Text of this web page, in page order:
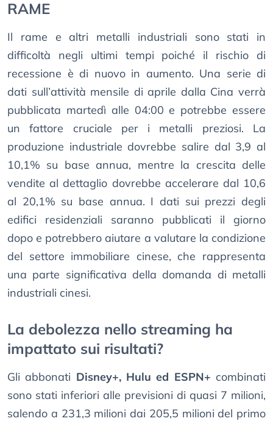
RAME
Il rame e altri metalli industriali sono stati in
difficoltà negli ultimi tempi poiché il rischio di
recessione è di nuovo in aumento. Una serie di
dati sull’attività mensile di aprile dalla Cina verrà
pubblicata martedì alle 04:00 e potrebbe essere
un fattore cruciale per i metalli preziosi. La
produzione industriale dovrebbe salire dal 3,9 al
10,1% su base annua, mentre la crescita delle
vendite al dettaglio dovrebbe accelerare dal 10,6
al 20,1% su base annua. I dati sui prezzi degli
edifici residenziali saranno pubblicati il giorno
dopo e potrebbero aiutare a valutare la condizione
del settore immobiliare cinese, che rappresenta
una parte significativa della domanda di metalli
industriali cinesi.
La debolezza nello streaming ha
impattato sui risultati?
Gli abbonati Disney+, Hulu ed ESPN+ combinati
sono stati inferiori alle previsioni di quasi 7 milioni,
salendo a 231,3 milioni dai 205,5 milioni del primo